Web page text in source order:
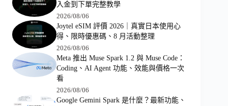
入金到下單完整教學
2026/08/06
Joytel eSIM 評價 2026｜真實日本使用心
得、限時優惠碼、8 月活動整理
2026/08/06
Meta 推出 Muse Spark 1.2 與 Muse Code：
Coding、AI Agent 功能、效能與價格一次
看
2026/08/06
Google Gemini Spark 是什麼？最新功能、